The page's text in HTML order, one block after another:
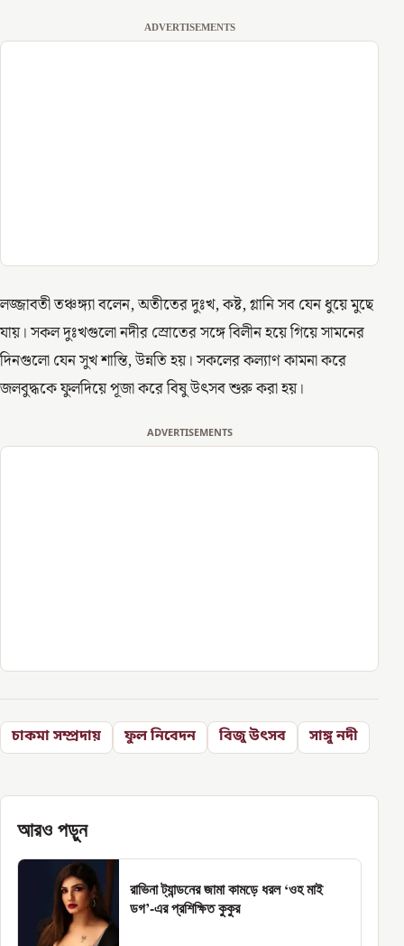
ADVERTISEMENTS
লজ্জাবতী তঞ্চঙ্গ্যা বলেন, অতীতের দুঃখ, কষ্ট, গ্লানি সব যেন ধুয়ে মুছে
যায়। সকল দুঃখগুলো নদীর স্রোতের সঙ্গে বিলীন হয়ে গিয়ে সামনের
দিনগুলো যেন সুখ শান্তি, উন্নতি হয়। সকলের কল্যাণ কামনা করে
জলবুদ্ধকে ফুলদিয়ে পূজা করে বিষু উৎসব শুরু করা হয়।
ADVERTISEMENTS
চাকমা সম্প্রদায় ফুল নিবেদন বিজু উৎসব সাঙ্গু নদী
আরও পড়ুন
রাভিনা ট্যান্ডনের জামা কামড়ে ধরল ‘ওহ মাই
ডগ’-এর প্রশিক্ষিত কুকুর